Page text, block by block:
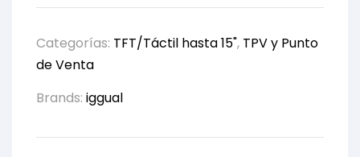
Categorías: TFT/Táctil hasta 15", TPV y Punto
de Venta
Brands: iggual